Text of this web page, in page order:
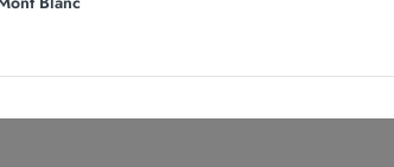
désabonner à tout moment en cliquant